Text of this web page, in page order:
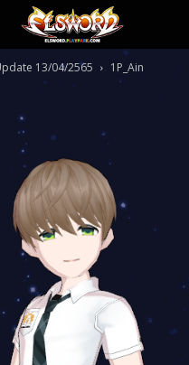
13/04/2565 1P_Ain